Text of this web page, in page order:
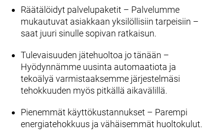
Räätälöidyt palvelupaketit – Palvelumme
mukautuvat asiakkaan yksilöllisiin tarpeisiin –
saat juuri sinulle sopivan ratkaisun.
Tulevaisuuden jätehuoltoa jo tänään –
Hyödynnämme uusinta automaatiota ja
tekoälyä varmistaaksemme järjestelmäsi
tehokkuuden myös pitkällä aikavälillä.
Pienemmät käyttökustannukset – Parempi
energiatehokkuus ja vähäisemmät huoltokulut.